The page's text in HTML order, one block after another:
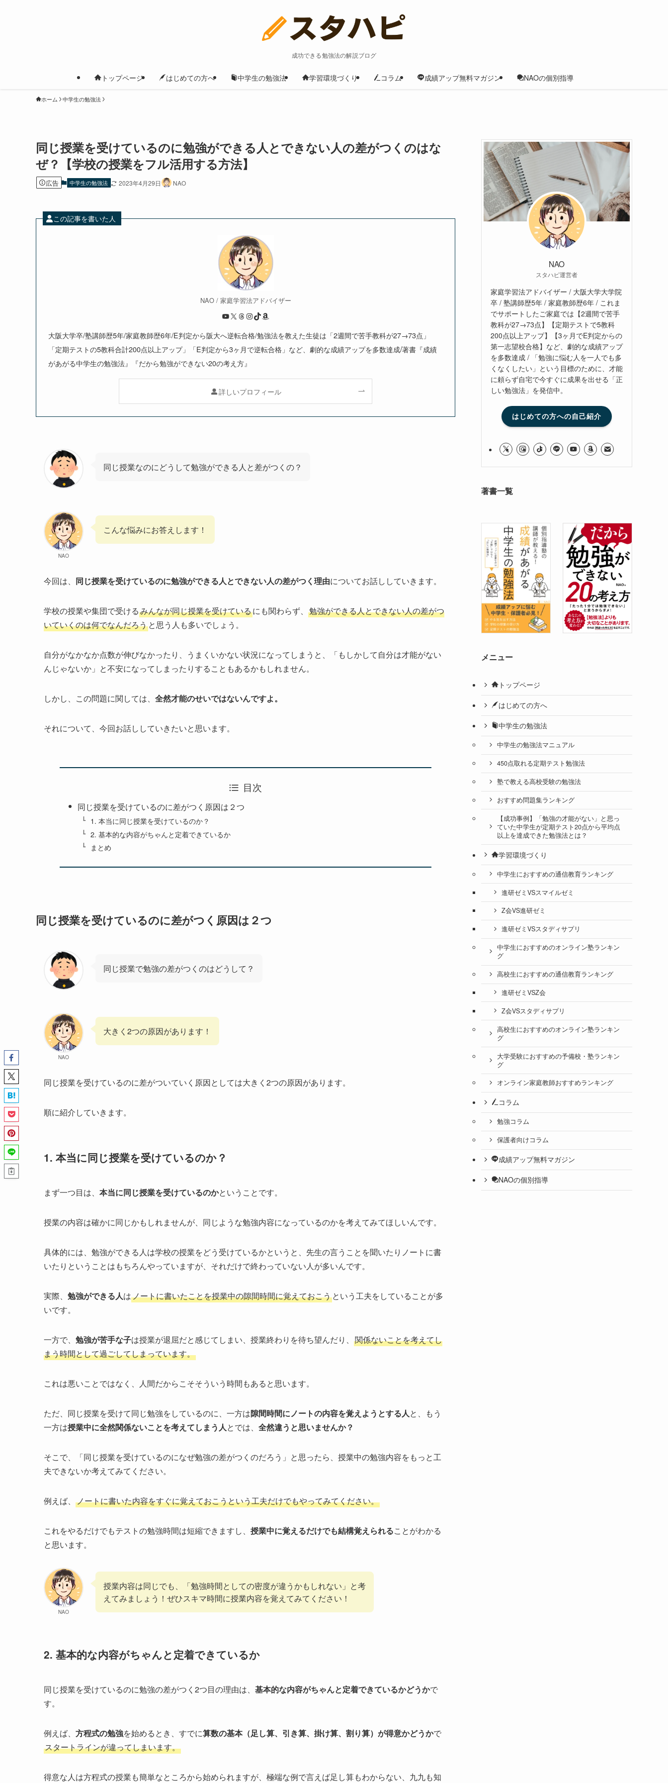
成功できる勉強法の解説ブログ
トップページ はじめての方へ 中学生の勉強法 学習環境づくり コラム 成績アップ無料マガジン NAOの個別指導
ホーム 中学生の勉強法
同じ授業を受けているのに勉強ができる人とできない人の差がつくのはな
ぜ？【学校の授業をフル活用する方法】
広告 中学生の勉強法 2023年4月29日 NAO
この記事を書いた人
NAO / 家庭学習法アドバイザー
YouTube
X Threads
Instagram
TikTokAmazon
大阪大学卒/塾講師歴5年/家庭教師歴6年/E判定から阪大へ逆転合格/勉強法を教えた生徒は「2週間で苦手教科が27→73点」
「定期テストの5教科合計200点以上アップ」「E判定から3ヶ月で逆転合格」など、劇的な成績アップを多数達成/著書『成績
があがる中学生の勉強法』『だから勉強ができない20の考え方』
詳しいプロフィール
同じ授業なのにどうして勉強ができる人と差がつくの？
NAO
こんな悩みにお答えします！
今回は、 同じ授業を受けているのに勉強ができる人とできない人の差がつく理由についてお話ししていきます。
学校の授業や集団で受けるみんなが同じ授業を受けているにも関わらず、 勉強ができる人とできない人の差がつ
いていくのは何でなんだろうと思う人も多いでしょう。
自分がなかなか点数が伸びなかったり、うまくいかない状況になってしまうと、「もしかして自分は才能がない
んじゃないか」と不安になってしまったりすることもあるかもしれません。
しかし、この問題に関しては、 全然才能のせいではないんですよ。
それについて、今回お話ししていきたいと思います。
目次
同じ授業を受けているのに差がつく原因は２つ
1. 本当に同じ授業を受けているのか？
2. 基本的な内容がちゃんと定着できているか
まとめ
同じ授業を受けているのに差がつく原因は２つ
同じ授業で勉強の差がつくのはどうして？
NAO
大きく2つの原因があります！
同じ授業を受けているのに差がついていく原因としては大きく2つの原因があります。
順に紹介していきます。
1. 本当に同じ授業を受けているのか？
まず一つ目は、 本当に同じ授業を受けているのかということです。
授業の内容は確かに同じかもしれませんが、同じような勉強内容になっているのかを考えてみてほしいんです。
具体的には、勉強ができる人は学校の授業をどう受けているかというと、先生の言うことを聞いたりノートに書
いたりということはもちろんやっていますが、それだけで終わっていない人が多いんです。
実際、 勉強ができる人はノートに書いたことを授業中の隙間時間に覚えておこうという工夫をしていることが多
いです。
一方で、 勉強が苦手な子は授業が退屈だと感じてしまい、授業終わりを待ち望んだり、 関係ないことを考えてし
まう時間として過ごしてしまっています。
これは悪いことではなく、人間だからこそそういう時間もあると思います。
ただ、同じ授業を受けて同じ勉強をしているのに、一方は隙間時間にノートの内容を覚えようとする人と、もう
一方は授業中に全然関係ないことを考えてしまう人とでは、 全然違うと思いませんか？
そこで、「同じ授業を受けているのになぜ勉強の差がつくのだろう」と思ったら、授業中の勉強内容をもっと工
夫できないか考えてみてください。
例えば、 ノートに書いた内容をすぐに覚えておこうという工夫だけでもやってみてください。
これをやるだけでもテストの勉強時間は短縮できますし、 授業中に覚えるだけでも結構覚えられることがわかる
と思います。
NAO
授業内容は同じでも、「勉強時間としての密度が違うかもしれない」と考
えてみましょう！ぜひスキマ時間に授業内容を覚えてみてください！
2. 基本的な内容がちゃんと定着できているか
同じ授業を受けているのに勉強の差がつく2つ目の理由は、 基本的な内容がちゃんと定着できているかどうかで
す。
例えば、 方程式の勉強を始めるとき、すでに算数の基本（足し算、引き算、掛け算、割り算）が得意かどうかで
スタートラインが違ってしまいます。
得意な人は方程式の授業も簡単なところから始められますが、極端な例で言えば足し算もわからない、九九も知
NAO
スタハピ運営者
家庭学習法アドバイザー / 大阪大学大学院
卒 / 塾講師歴5年 / 家庭教師歴6年 / これま
でサポートしたご家庭では【2週間で苦手
教科が27→73点】【定期テストで5教科
200点以上アップ】【3ヶ月でE判定からの
第一志望校合格】など、劇的な成績アップ
を多数達成 / 「勉強に悩む人を一人でも多
くなくしたい」という目標のために、才能
に頼らず自宅で今すぐに成果を出せる「正
しい勉強法」を発信中。
はじめての方への自己紹介
著書一覧
メニュー
トップページ
はじめての方へ
中学生の勉強法
中学生の勉強法マニュアル
450点取れる定期テスト勉強法
塾で教える高校受験の勉強法
おすすめ問題集ランキング
【成功事例】「勉強の才能がない」と思っ
ていた中学生が定期テスト20点から平均点
以上を達成できた勉強法とは？
学習環境づくり
中学生におすすめの通信教育ランキング
進研ゼミVSスマイルゼミ
Z会VS進研ゼミ
進研ゼミVSスタディサプリ
中学生におすすめのオンライン塾ランキン
グ
高校生におすすめの通信教育ランキング
進研ゼミVSZ会
Z会VSスタディサプリ
高校生におすすめのオンライン塾ランキン
グ
大学受験におすすめの予備校・塾ランキン
グ
オンライン家庭教師おすすめランキング
コラム
勉強コラム
保護者向けコラム
成績アップ無料マガジン
NAOの個別指導